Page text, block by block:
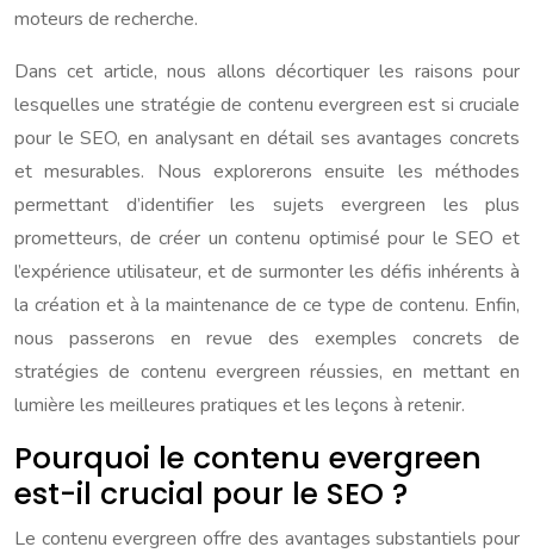
moteurs de recherche.
Dans cet article, nous allons décortiquer les raisons pour
lesquelles une stratégie de contenu evergreen est si cruciale
pour le SEO, en analysant en détail ses avantages concrets
et mesurables. Nous explorerons ensuite les méthodes
permettant d’identifier les sujets evergreen les plus
prometteurs, de créer un contenu optimisé pour le SEO et
l’expérience utilisateur, et de surmonter les défis inhérents à
la création et à la maintenance de ce type de contenu. Enfin,
nous passerons en revue des exemples concrets de
stratégies de contenu evergreen réussies, en mettant en
lumière les meilleures pratiques et les leçons à retenir.
Pourquoi le contenu evergreen
est-il crucial pour le SEO ?
Le contenu evergreen offre des avantages substantiels pour